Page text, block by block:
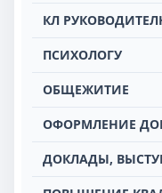
КЛ
ПСИХОЛОГУ
ОБЩЕЖИТИЕ
ОФОРМЛЕНИЕ
ДОКЛАДЫ,